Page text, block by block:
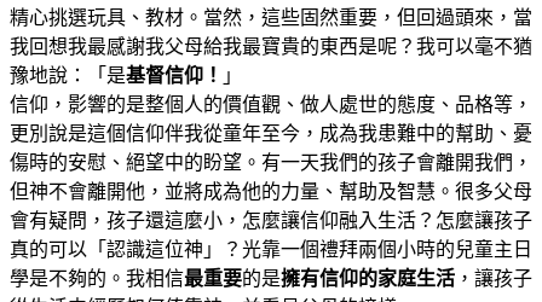
精心挑選玩具、教材。當然，這些固然重要，但回過頭來，當
我回想我最感謝我父母給我最寶貴的東西是呢？我可以毫不猶
豫地說：「是基督信仰！ 」
信仰，影響的是整個人的價值觀、做人處世的態度、品格等，
更別說是這個信仰伴我從童年至今，成為我患難中的幫助、憂
傷時的安慰、絕望中的盼望。有一天我們的孩子會離開我們，
但神不會離開他，並將成為他的力量、幫助及智慧。很多父母
會有疑問，孩子還這麼小，怎麼讓信仰融入生活？怎麼讓孩子
真的可以「認識這位神」？光靠一個禮拜兩個小時的兒童主日
學是不夠的。我相信最重要的是擁有信仰的家庭生活 ，讓孩子